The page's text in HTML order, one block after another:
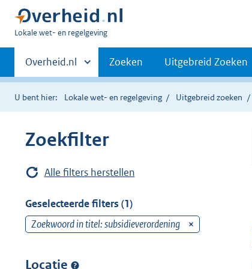
U
hier:
Lokale wet- en regelgeving
Primaire
navigatie
Andere
sites
binnen
Overheid.nl Zoeken Uitgebreid Zoeken
U bent hier: Lokale wet- en regelgeving Uitgebreid zoeken
Zoekfilter
Alle filters herstellen
Geselecteerde filters (1)
Zoekwoord in titel: subsidieverordening
Locatie